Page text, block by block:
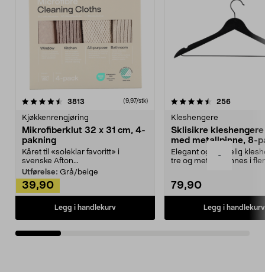
-
3813 anmeldelser(9,97/stk)
Kjøkkenrengjøring
Mikrofiberklut 32 x 31 cm, 4-
pakning
Kåret til «soleklar favoritt» i
svenske Afton...
Utførelse: Grå/beige
39,90
Legg i handlekurv
4.5av 5 stjerner 256
Kleshengere
Sklisikre
med metallpinne, 8-
Elegant og skikkelig
tre og metall – finnes i
79,90
Legg i handlekurv
4.5av 5 stjerner